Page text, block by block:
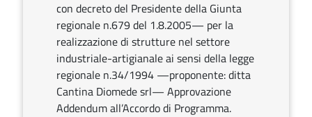
con decreto del Presidente della Giunta
regionale n.679 del 1.8.2005— per la
realizzazione di strutture nel settore
industriale-artigianale ai sensi della legge
regionale n.34/1994 —proponente: ditta
Cantina Diomede srl— Approvazione
Addendum all’Accordo di Programma.